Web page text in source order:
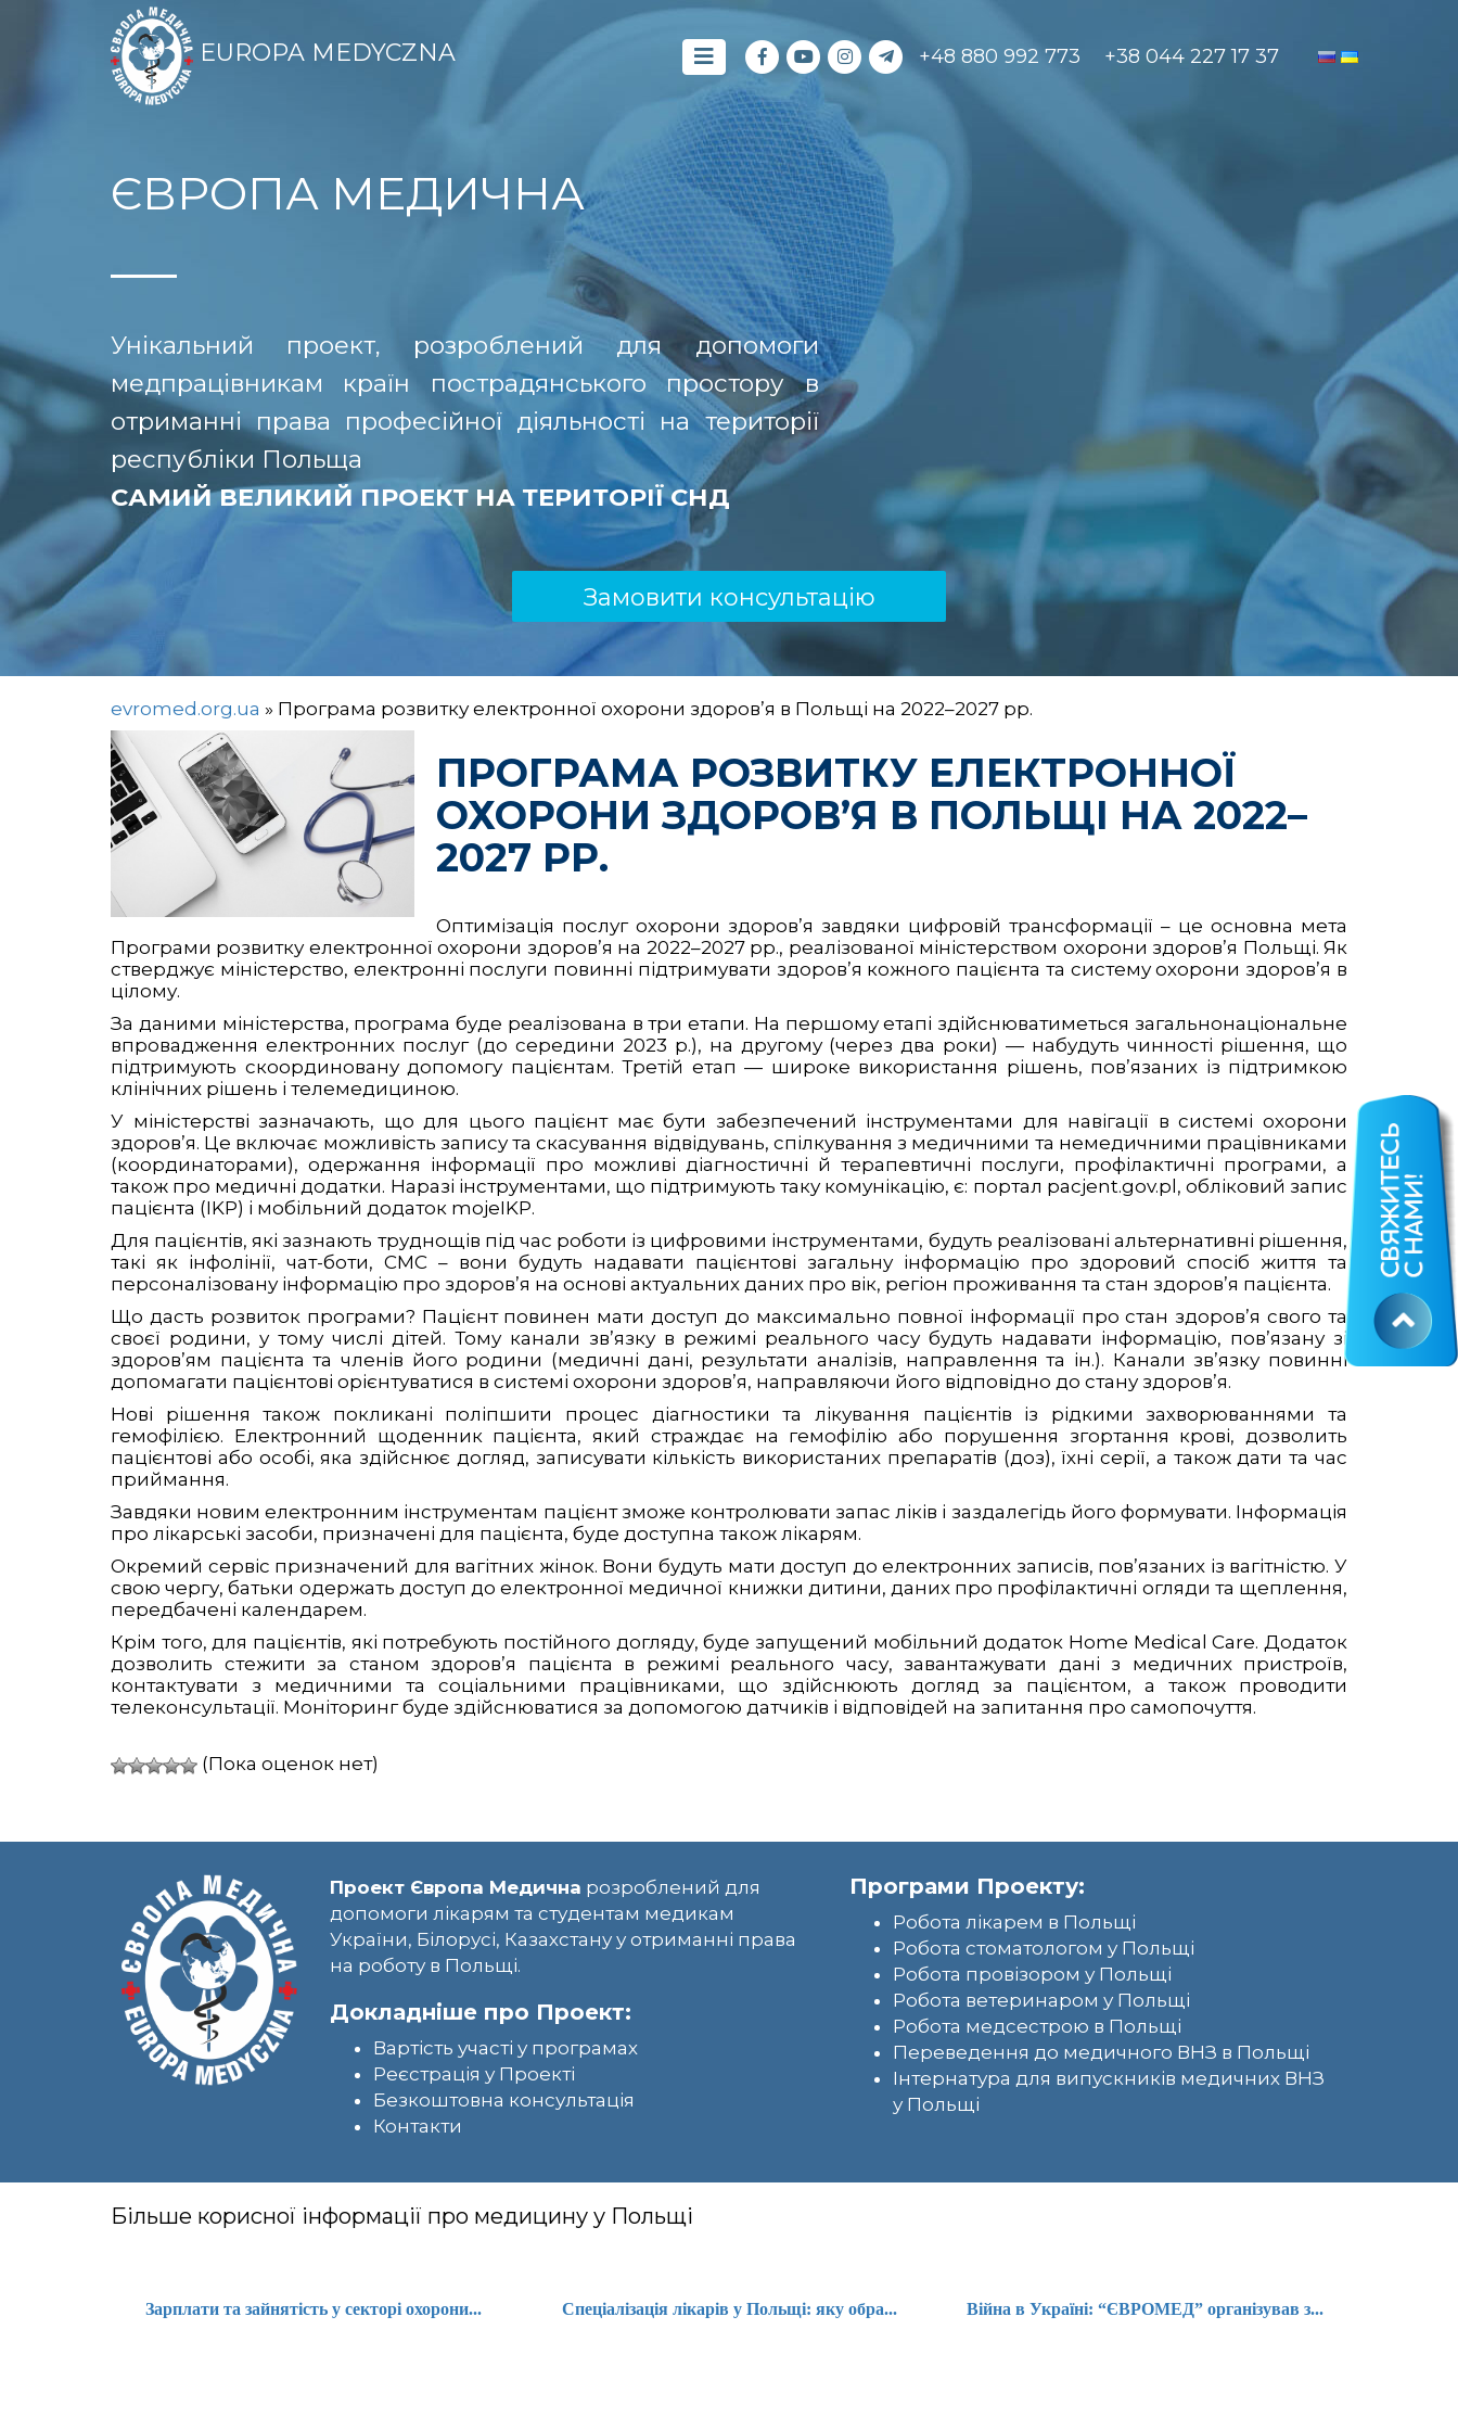
EUROPA MEDYCZNA +48 880 992 773 +38 044 227 17 37
ЄВРОПА МЕДИЧНА
Унікальний проект, розроблений для допомоги
медпрацівникам країн пострадянського простору в
отриманні права професійної діяльності на території
республіки Польща
САМИЙ ВЕЛИКИЙ ПРОЕКТ НА ТЕРИТОРІЇ СНД
Замовити консультацію
evromed.org.ua » Програма розвитку електронної охорони здоров’я в Польщі на 2022–2027 рр.
ПРОГРАМА РОЗВИТКУ ЕЛЕКТРОННОЇ
ОХОРОНИ ЗДОРОВ’Я В ПОЛЬЩІ НА 2022–
2027 РР.
Оптимізація послуг охорони здоров’я завдяки цифровій трансформації – це основна мета
Програми розвитку електронної охорони здоров’я на 2022–2027 рр., реалізованої міністерством охорони здоров’я Польщі. Як
стверджує міністерство, електронні послуги повинні підтримувати здоров’я кожного пацієнта та систему охорони здоров’я в
цілому.
За даними міністерства, програма буде реалізована в три етапи. На першому етапі здійснюватиметься загальнонаціональне
впровадження електронних послуг (до середини 2023 р.), на другому (через два роки) — набудуть чинності рішення, що
підтримують скоординовану допомогу пацієнтам. Третій етап — широке використання рішень, пов’язаних із підтримкою
клінічних рішень і телемедициною.
У міністерстві зазначають, що для цього пацієнт має бути забезпечений інструментами для навігації в системі охорони
здоров’я. Це включає можливість запису та скасування відвідувань, спілкування з медичними та немедичними працівниками
(координаторами), одержання інформації про можливі діагностичні й терапевтичні послуги, профілактичні програми, а
також про медичні додатки. Наразі інструментами, що підтримують таку комунікацію, є: портал pacjent.gov.pl, обліковий запис
пацієнта (IKP) і мобільний додаток mojeIKP.
Для пацієнтів, які зазнають труднощів під час роботи із цифровими інструментами, будуть реалізовані альтернативні рішення,
такі як інфолінії, чат-боти, СМС – вони будуть надавати пацієнтові загальну інформацію про здоровий спосіб життя та
персоналізовану інформацію про здоров’я на основі актуальних даних про вік, регіон проживання та стан здоров’я пацієнта.
Що дасть розвиток програми? Пацієнт повинен мати доступ до максимально повної інформації про стан здоров’я свого та
своєї родини, у тому числі дітей. Тому канали зв’язку в режимі реального часу будуть надавати інформацію, пов’язану зі
здоров’ям пацієнта та членів його родини (медичні дані, результати аналізів, направлення та ін.). Канали зв’язку повинні
допомагати пацієнтові орієнтуватися в системі охорони здоров’я, направляючи його відповідно до стану здоров’я.
Нові рішення також покликані поліпшити процес діагностики та лікування пацієнтів із рідкими захворюваннями та
гемофілією. Електронний щоденник пацієнта, який страждає на гемофілію або порушення згортання крові, дозволить
пацієнтові або особі, яка здійснює догляд, записувати кількість використаних препаратів (доз), їхні серії, а також дати та час
приймання.
Завдяки новим електронним інструментам пацієнт зможе контролювати запас ліків і заздалегідь його формувати. Інформація
про лікарські засоби, призначені для пацієнта, буде доступна також лікарям.
Окремий сервіс призначений для вагітних жінок. Вони будуть мати доступ до електронних записів, пов’язаних із вагітністю. У
свою чергу, батьки одержать доступ до електронної медичної книжки дитини, даних про профілактичні огляди та щеплення,
передбачені календарем.
Крім того, для пацієнтів, які потребують постійного догляду, буде запущений мобільний додаток Home Medical Care. Додаток
дозволить стежити за станом здоров’я пацієнта в режимі реального часу, завантажувати дані з медичних пристроїв,
контактувати з медичними та соціальними працівниками, що здійснюють догляд за пацієнтом, а також проводити
телеконсультації. Моніторинг буде здійснюватися за допомогою датчиків і відповідей на запитання про самопочуття.
(Пока оценок нет)
Проект Європа Медична розроблений для
допомоги лікарям та студентам медикам
України, Білорусі, Казахстану у отриманні права
на роботу в Польщі.
Докладніше про Проект:
Вартість участі у програмах
Реєстрація у Проекті
Безкоштовна консультація
Контакти
Програми Проекту:
Робота лікарем в Польщі
Робота стоматологом у Польщі
Робота провізором у Польщі
Робота ветеринаром у Польщі
Робота медсестрою в Польщі
Переведення до медичного ВНЗ в Польщі
Інтернатура для випускників медичних ВНЗ
у Польщі
Більше корисної інформації про медицину у Польщі
Зарплати та зайнятість у секторі охорони... Спеціалізація лікарів у Польщі: яку обра... Війна в Україні: “ЄВРОМЕД” організував з...